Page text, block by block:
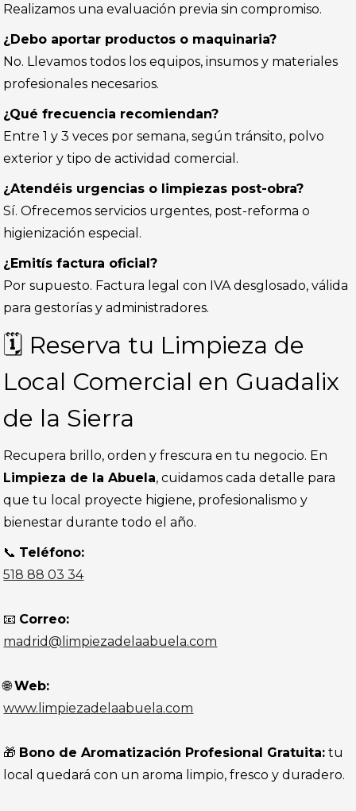
Realizamos una evaluación previa sin compromiso.
¿Debo aportar productos o maquinaria?
No. Llevamos todos los equipos, insumos y materiales
profesionales necesarios.
¿Qué frecuencia recomiendan?
Entre 1 y 3 veces por semana, según tránsito, polvo
exterior y tipo de actividad comercial.
¿Atendéis urgencias o limpiezas post-obra?
Sí. Ofrecemos servicios urgentes, post-reforma o
higienización especial.
¿Emitís factura oficial?
Por supuesto. Factura legal con IVA desglosado, válida
para gestorías y administradores.
🗓️ Reserva tu Limpieza de
Local Comercial en Guadalix
de la Sierra
Recupera brillo, orden y frescura en tu negocio. En
Limpieza de la Abuela, cuidamos cada detalle para
que tu local proyecte higiene, profesionalismo y
bienestar durante todo el año.
📞 Teléfono:
518 88 03 34
📧 Correo:
madrid@limpiezadelaabuela.com
🌐Web:
www.limpiezadelaabuela.com
🎁 Bono de Aromatización Profesional Gratuita: tu
local quedará con un aroma limpio, fresco y duradero.